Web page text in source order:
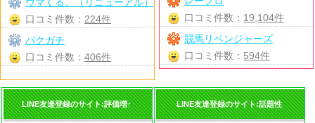
口コミ件数： 19,104件
競馬リベンジャーズ
口コミ件数： 594件
口コミ件数： 224件
バクガチ
口コミ件数： 406件
LINE友達登録のサイト:評価増↑ LINE友達登録のサイト:話題性